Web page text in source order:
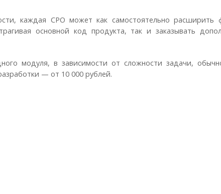
каждая СРО может как самостоятельно расширить
основной код продукта, так и заказывать
модуля, в зависимости от сложности задачи,
— от 10 000 рублей.